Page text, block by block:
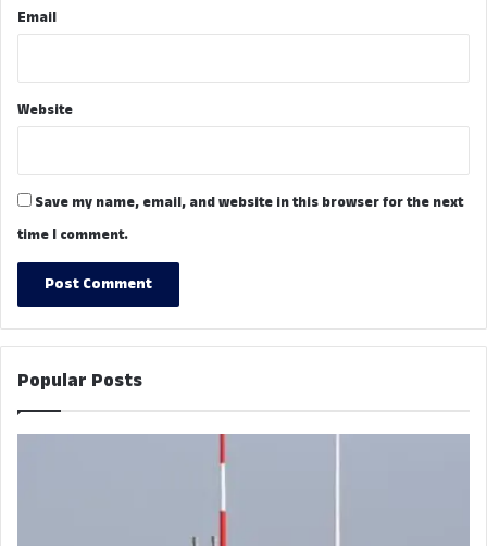
Email
Website
Save my name, email, and website in this browser for the next
time I comment.
Popular Posts